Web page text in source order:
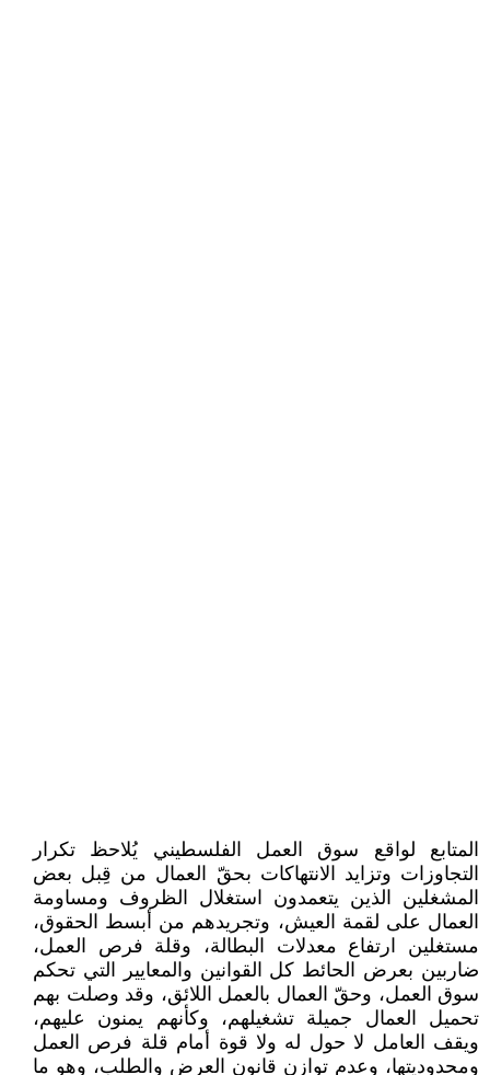
المتابع لواقع سوق العمل الفلسطيني يُلاحظ تكرار
التجاوزات وتزايد الانتهاكات بحقّ العمال من قِبل بعض
المشغلين الذين يتعمدون استغلال الظروف ومساومة
العمال على لقمة العيش، وتجريدهم من أبسط الحقوق،
مستغلين ارتفاع معدلات البطالة، وقلة فرص العمل،
ضاربين بعرض الحائط كل القوانين والمعايير التي تحكم
سوق العمل، وحقّ العمال بالعمل اللائق، وقد وصلت بهم
تحميل العمال جميلة تشغيلهم، وكأنهم يمنون عليهم،
ويقف العامل لا حول له ولا قوة أمام قلة فرص العمل
ومحدوديتها، وعدم توازن قانون العرض والطلب، وهو ما